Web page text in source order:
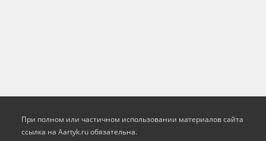
При полном или частичном использовании материалов сайта
ссылка на Aartyk.ru oбязательна.